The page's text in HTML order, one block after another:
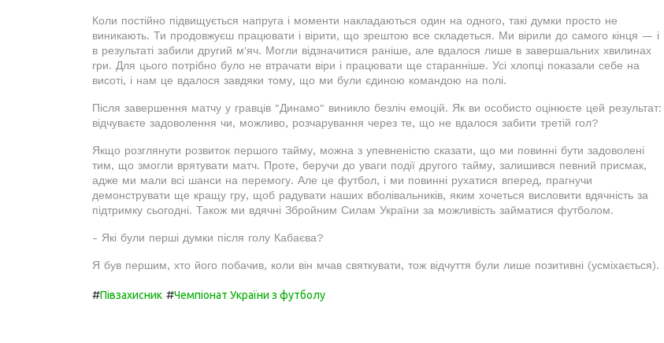
Коли постійно підвищується напруга і моменти накладаються один на одного, такі думки просто не
виникають. Ти продовжуєш працювати і вірити, що зрештою все складеться. Ми вірили до самого кінця — і
в результаті забили другий м'яч. Могли відзначитися раніше, але вдалося лише в завершальних хвилинах
гри. Для цього потрібно було не втрачати віри і працювати ще старанніше. Усі хлопці показали себе на
висоті, і нам це вдалося завдяки тому, що ми були єдиною командою на полі.
Після завершення матчу у гравців "Динамо" виникло безліч емоцій. Як ви особисто оцінюєте цей результат:
відчуваєте задоволення чи, можливо, розчарування через те, що не вдалося забити третій гол?
Якщо розглянути розвиток першого тайму, можна з упевненістю сказати, що ми повинні бути задоволені
тим, що змогли врятувати матч. Проте, беручи до уваги події другого тайму, залишився певний присмак,
адже ми мали всі шанси на перемогу. Але це футбол, і ми повинні рухатися вперед, прагнучи
демонструвати ще кращу гру, щоб радувати наших вболівальників, яким хочеться висловити вдячність за
підтримку сьогодні. Також ми вдячні Збройним Силам України за можливість займатися футболом.
- Які були перші думки після голу Кабаєва?
Я був першим, хто його побачив, коли він мчав святкувати, тож відчуття були лише позитивні (усміхається).
#Півзахисник #Чемпіонат України з футболу